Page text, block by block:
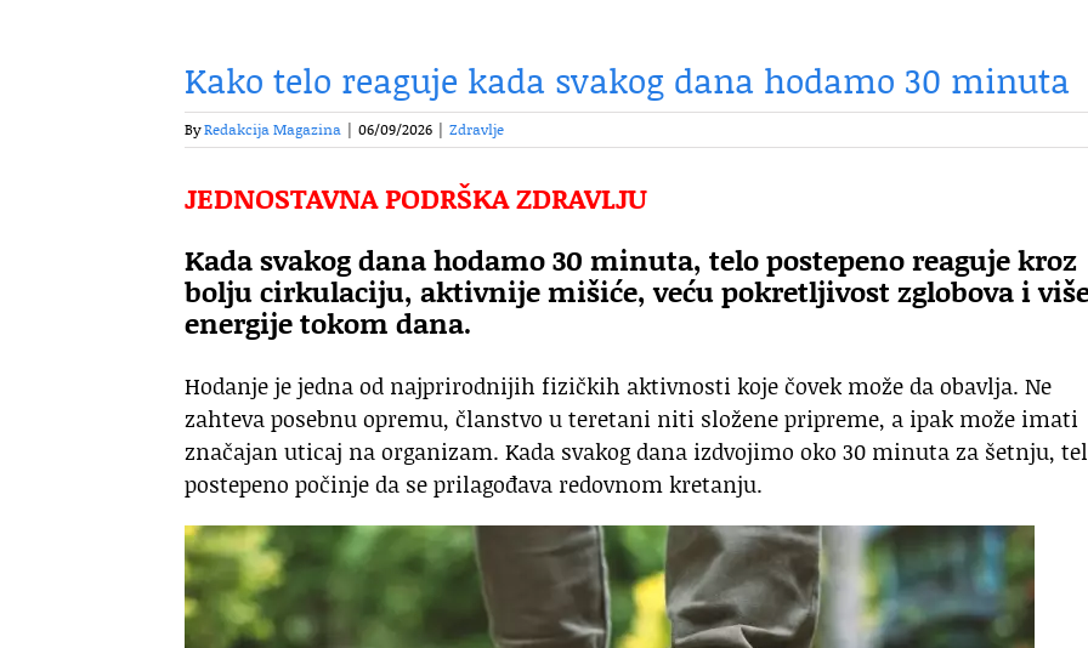
Kako telo reaguje kada svakog dana hodamo 30 minuta
ByRedakcija Magazina | 06/09/2026 | Zdravlje
JEDNOSTAVNA PODRŠKA ZDRAVLJU
Kada svakog dana hodamo 30 minuta, telo postepeno reaguje kroz
bolju cirkulaciju, aktivnije mišiće, veću pokretljivost zglobova i
energije tokom dana.
Hodanje je jedna od najprirodnijih fizičkih aktivnosti koje čovek može da obavlja. Ne
zahteva posebnu opremu, članstvo u teretani niti složene pripreme, a ipak može imati
značajan uticaj na organizam. Kada svakog dana izdvojimo oko 30 minuta za šetnju,
postepeno počinje da se prilagođava redovnom kretanju.